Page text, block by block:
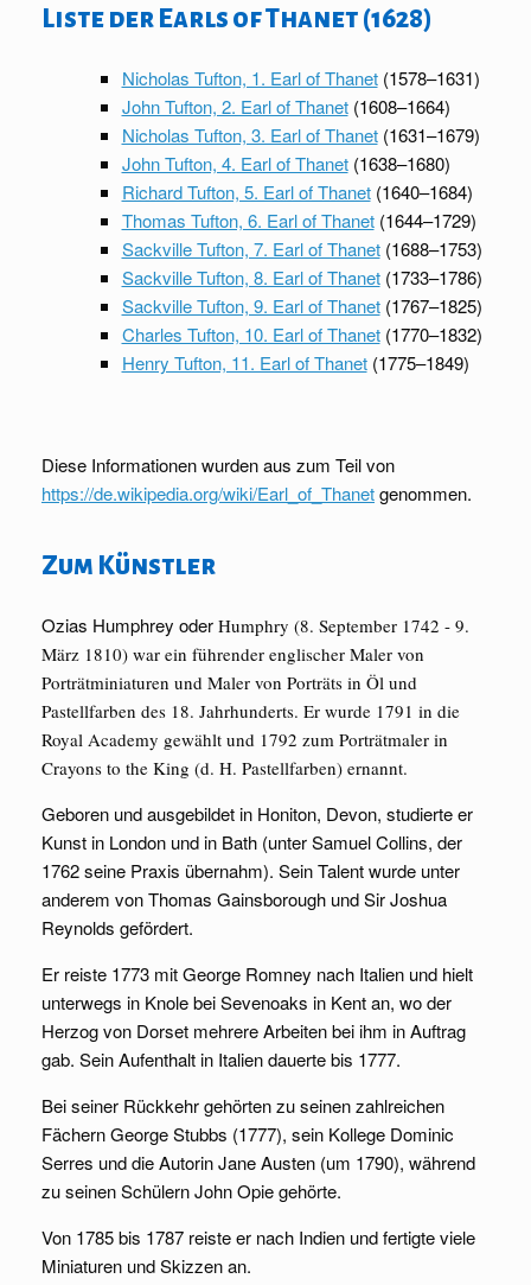
Liste der Earls of Thanet (1628)
Nicholas Tufton, 1. Earl of Thanet(1578–1631)
John Tufton, 2. Earl of Thanet(1608–1664)
Nicholas Tufton, 3. Earl of Thanet(1631–1679)
John Tufton, 4. Earl of Thanet(1638–1680)
Richard Tufton, 5. Earl of Thanet(1640–1684)
Thomas Tufton, 6. Earl of Thanet(1644–1729)
Sackville Tufton, 7. Earl of Thanet(1688–1753)
Sackville Tufton, 8. Earl of Thanet(1733–1786)
Sackville Tufton, 9. Earl of Thanet(1767–1825)
Charles Tufton, 10. Earl of Thanet(1770–1832)
Henry Tufton, 11. Earl of Thanet(1775–1849)
Diese Informationen wurden aus zum Teil von
https://de.wikipedia.org/wiki/Earl_of_Thanetgenommen.
Zum Künstler
Ozias Humphrey oder Humphry (8. September 1742 - 9.
März 1810) war ein führender englischer Maler von
Porträtminiaturen und Maler von Porträts in Öl und
Pastellfarben des 18. Jahrhunderts. Er wurde 1791 in die
Royal Academy gewählt und 1792 zum Porträtmaler in
Crayons to the King (d. H. Pastellfarben) ernannt.
Geboren und ausgebildet in Honiton, Devon, studierte er
Kunst in London und in Bath (unter Samuel Collins, der
1762 seine Praxis übernahm). Sein Talent wurde unter
anderem von Thomas Gainsborough und Sir Joshua
Reynolds gefördert.
Er reiste 1773 mit George Romney nach Italien und hielt
unterwegs in Knole bei Sevenoaks in Kent an, wo der
Herzog von Dorset mehrere Arbeiten bei ihm in Auftrag
gab. Sein Aufenthalt in Italien dauerte bis 1777.
Bei seiner Rückkehr gehörten zu seinen zahlreichen
Fächern George Stubbs (1777), sein Kollege Dominic
Serres und die Autorin Jane Austen (um 1790), während
zu seinen Schülern John Opie gehörte.
Von 1785 bis 1787 reiste er nach Indien und fertigte viele
Miniaturen und Skizzen an.